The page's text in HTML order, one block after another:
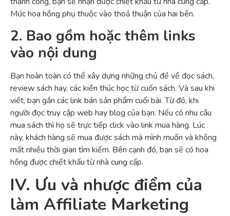
Mức hoa hồng phụ thuộc vào thoả thuận của hai bên.
2. Bao gồm hoặc thêm links
vào nội dung
Bạn hoàn toàn có thể xây dựng những chủ đề về đọc sách,
review sách hay, các kiến thúc học từ cuốn sách. Và sau khi
viết, bạn gắn các link bán sản phẩm cuối bài. Từ đó, khi
người đọc truy cập web hay blog của bạn. Nếu có nhu cầu
mua sách thì họ sẽ trực tiếp click vào link mua hàng. Lúc
này, khách hàng sẽ mua được sách mà mình muốn và không
mất nhiều thời gian tìm kiếm. Bên cạnh đó, bạn sẽ có hoa
hồng được chiết khấu từ nhà cung cấp.
IV. Ưu và nhược điểm của
làm Affiliate Marketing